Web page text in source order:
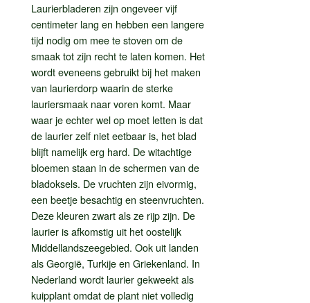
Laurierbladeren zijn ongeveer vijf
centimeter lang en hebben een langere
tijd nodig om mee te stoven om de
smaak tot zijn recht te laten komen. Het
wordt eveneens gebruikt bij het maken
van laurierdorp waarin de sterke
lauriersmaak naar voren komt. Maar
waar je echter wel op moet letten is dat
de laurier zelf niet eetbaar is, het blad
blijft namelijk erg hard. De witachtige
bloemen staan in de schermen van de
bladoksels. De vruchten zijn eivormig,
een beetje besachtig en steenvruchten.
Deze kleuren zwart als ze rijp zijn. De
laurier is afkomstig uit het oostelijk
Middellandszeegebied. Ook uit landen
als Georgië, Turkije en Griekenland. In
Nederland wordt laurier gekweekt als
kuipplant omdat de plant niet volledig